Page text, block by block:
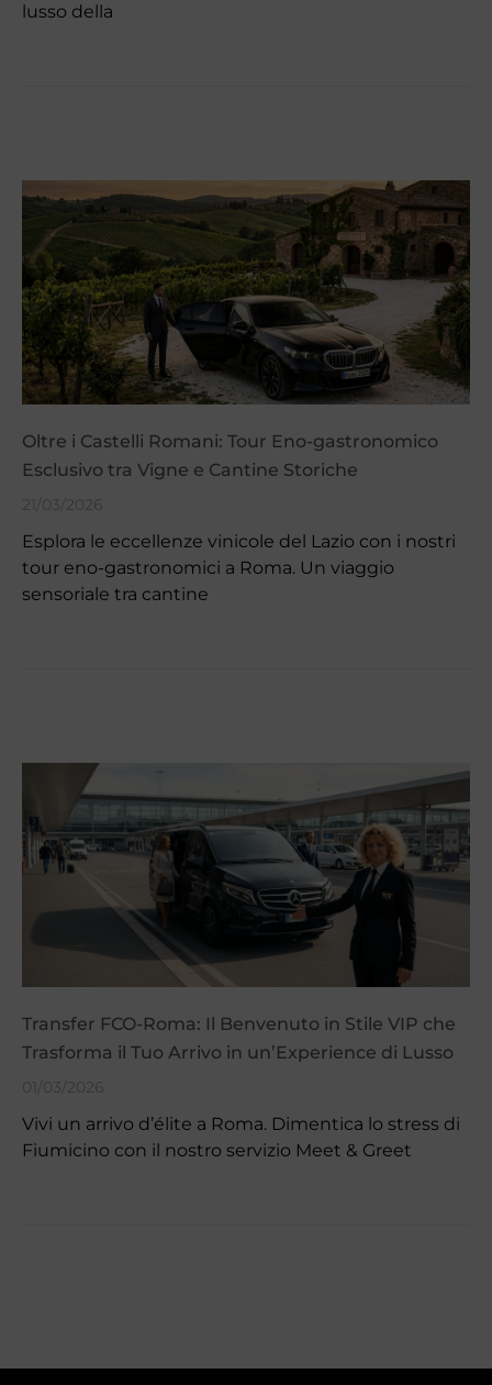
lusso della
Oltre i Castelli Romani: Tour Eno-gastronomico
Esclusivo tra Vigne e Cantine Storiche
21/03/2026
Esplora le eccellenze vinicole del Lazio con i nostri
tour eno-gastronomici a Roma. Un viaggio
sensoriale tra cantine
Transfer FCO-Roma: Il Benvenuto in Stile VIP che
Trasforma il Tuo Arrivo in un’Experience di Lusso
01/03/2026
Vivi un arrivo d’élite a Roma. Dimentica lo stress di
Fiumicino con il nostro servizio Meet & Greet